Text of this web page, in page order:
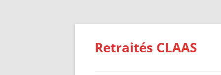
Aller
Retraités CLAAS